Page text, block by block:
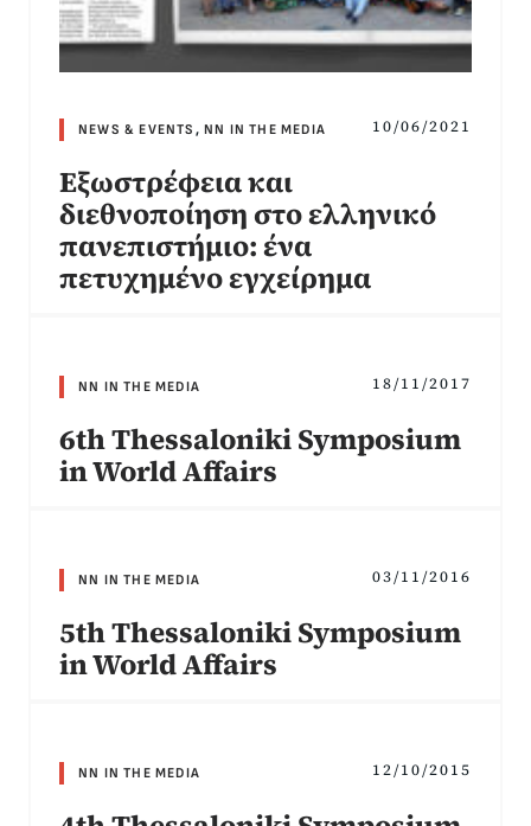
NEWS & EVENTS ,NN IN THE MEDIA 10/06/2021
Εξωστρέφεια και
διεθνοποίηση στο ελληνικό
πανεπιστήμιο: ένα
πετυχημένο εγχείρημα
NN IN THE MEDIA 18/11/2017
6th Thessaloniki Symposium
in World Affairs
NN IN THE MEDIA 03/11/2016
5th Thessaloniki Symposium
in World Affairs
NN IN THE MEDIA 12/10/2015